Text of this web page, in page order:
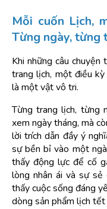
Mỗi cuốn Lịch,
Từng ngày, từng
Khi những câu
trang lịch, một điều
là một vật vô tri.
Từng trang lịch, từng
xem ngày tháng, mà
lời trích dẫn đầy ý
sự bền bỉ vào một
thấy động lực để cố
lòng nhân ái và sự sẻ
thấy cuộc sống đáng
dòng sản phẩm lịch